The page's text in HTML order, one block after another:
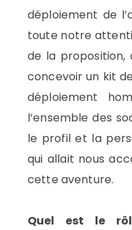
déploiement de
toute notre
de la proposition,
concevoir un kit
déploiement
l’ensemble des
le profil et la
qui allait nous
cette aventure.
Quel est le